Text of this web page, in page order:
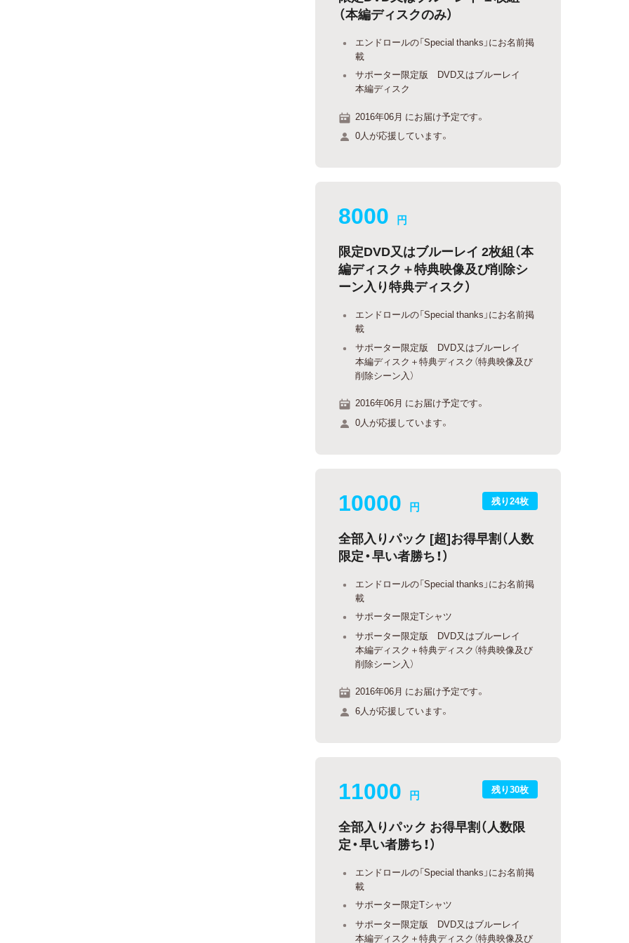
（本編ディスクのみ）
エンドロールの「Special thanks」にお名前掲
載
サポーター限定版 DVD又はブルーレイ
本編ディスク
2016年06月 にお届け予定です。
0人が応援しています。
8000 円
限定DVD又はブルーレイ 2枚組（本
編ディスク＋特典映像及び削除シ
ーン入り特典ディスク）
エンドロールの「Special thanks」にお名前掲
載
サポーター限定版 DVD又はブルーレイ
本編ディスク＋特典ディスク（特典映像及び
削除シーン入）
2016年06月 にお届け予定です。
0人が応援しています。
残り24枚
10000 円
全部入りパック [超]お得早割（人数
限定・早い者勝ち！）
エンドロールの「Special thanks」にお名前掲
載
サポーター限定Tシャツ
サポーター限定版 DVD又はブルーレイ
本編ディスク＋特典ディスク（特典映像及び
削除シーン入）
2016年06月 にお届け予定です。
6人が応援しています。
残り30枚
11000 円
全部入りパック お得早割（人数限
定・早い者勝ち！）
エンドロールの「Special thanks」にお名前掲
載
サポーター限定Tシャツ
サポーター限定版 DVD又はブルーレイ
本編ディスク＋特典ディスク（特典映像及び